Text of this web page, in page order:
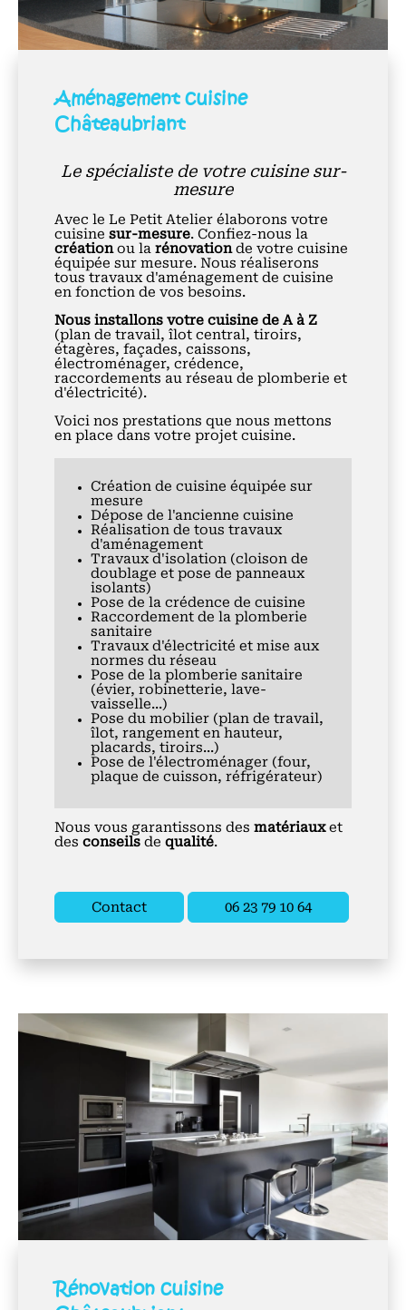
Aménagement cuisine
Châteaubriant
Le spécialiste de votre cuisine sur-
mesure
Avec le Le Petit Atelier élaborons votre
cuisine sur-mesure. Confiez-nous la
créationou la rénovationde votre cuisine
équipée sur mesure. Nous réaliserons
tous travaux d'aménagement de cuisine
en fonction de vos besoins.
Nous installons votre cuisine de A à Z
(plan de travail, îlot central, tiroirs,
étagères, façades, caissons,
électroménager, crédence,
raccordements au réseau de plomberie et
d'électricité).
Voici nos prestations que nous mettons
en place dans votre projet cuisine.
Création de cuisine équipée sur
mesure
Dépose de l'ancienne cuisine
Réalisation de tous travaux
d'aménagement
Travaux d'isolation (cloison de
doublage et pose de panneaux
isolants)
Pose de la crédence de cuisine
Raccordement de la plomberie
sanitaire
Travaux d'électricité et mise aux
normes du réseau
Pose de la plomberie sanitaire
(évier, robinetterie, lave-
vaisselle...)
Pose du mobilier (plan de travail,
îlot, rangement en hauteur,
placards, tiroirs...)
Pose de l'électroménager (four,
plaque de cuisson, réfrigérateur)
Nous vous garantissons des matériauxet
des conseils de qualité.
Contact 06 23 79 10 64
Rénovation cuisine